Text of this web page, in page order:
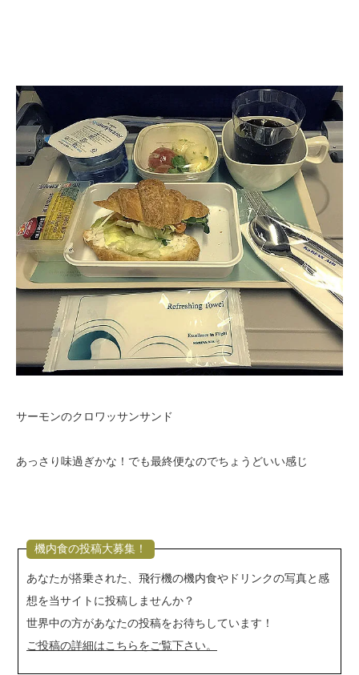
サーモンのクロワッサンサンド
あっさり味過ぎかな！でも最終便なのでちょうどいい感じ
機内食の投稿大募集！
あなたが搭乗された、飛行機の機内食やドリンクの写真と感
想を当サイトに投稿しませんか？
世界中の方があなたの投稿をお待ちしています！
ご投稿の詳細はこちらをご覧下さい。